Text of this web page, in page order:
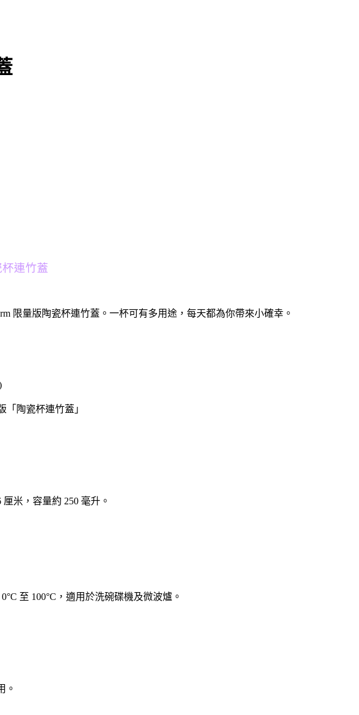
連竹蓋
限量版陶瓷杯連竹蓋。一杯可有多用途，每天都為你帶來小確幸。
「陶瓷杯連竹蓋」
米，容量約 250 毫升。
至 100°C，適用於洗碗碟機及微波爐。
。